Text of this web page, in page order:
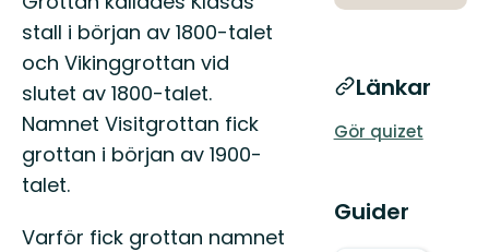
stall i början av 1800-talet
och Vikinggrottan vid
slutet av 1800-talet.
Namnet Visitgrottan fick
grottan i början av 1900-
talet.
Varför fick grottan namnet
Länkar
Gör quizet
Guider